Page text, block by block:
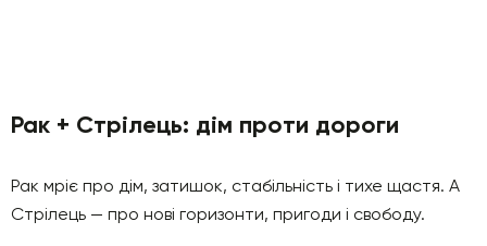
Рак + Стрілець: дім проти дороги
Рак мріє про дім, затишок, стабільність і тихе щастя. А
Стрілець — про нові горизонти, пригоди і свободу.